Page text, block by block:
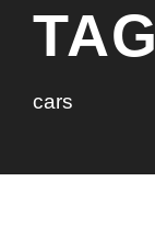
TAG
cars